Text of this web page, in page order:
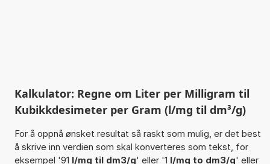
Kalkulator: Regne om Liter per Milligram til
Kubikkdesimeter per Gram (l/mg til dm³/g)
For å oppnå ønsket resultat så raskt som mulig, er det best
å skrive inn verdien som skal konverteres som tekst, for
eksempel '91 l/mg til dm3/g' eller '1 l/mg to dm3/g' eller